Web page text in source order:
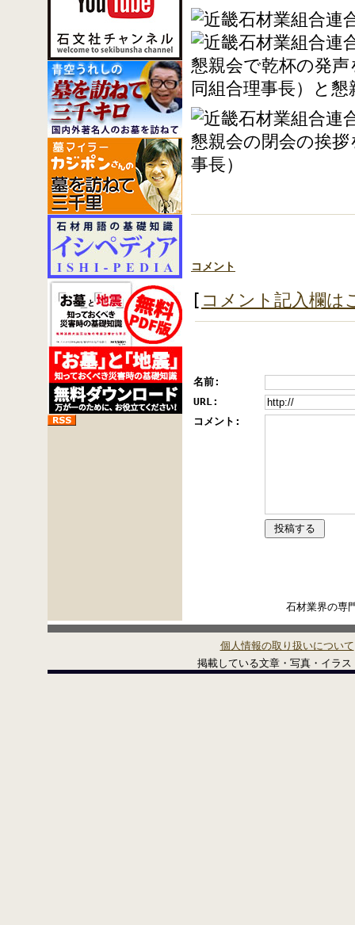
懇親会で乾杯の発
同組合理事長）と
懇親会の閉会の挨
事長）
コメント
[ コメント記入欄は
名前:
URL:
コメント:
石材業界の専
個人情報の取り扱いについて
掲載している文章・写真・